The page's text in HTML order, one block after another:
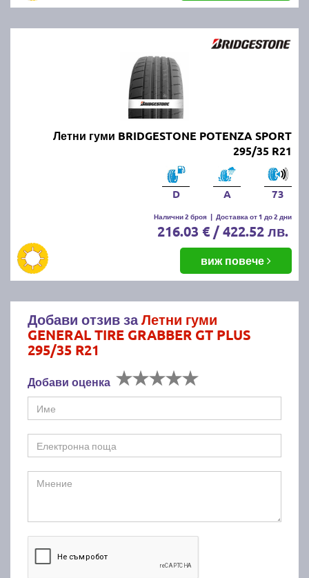
Летни гуми BRIDGESTONE POTENZA SPORT
295/35 R21
D A 73
Налични 2 броя | Доставка от 1 до 2 дни
216.03 € / 422.52 лв.
виж повече
Добави отзив заЛетни гуми
GENERAL TIRE GRABBER GT PLUS
295/35 R21
Добави оценка